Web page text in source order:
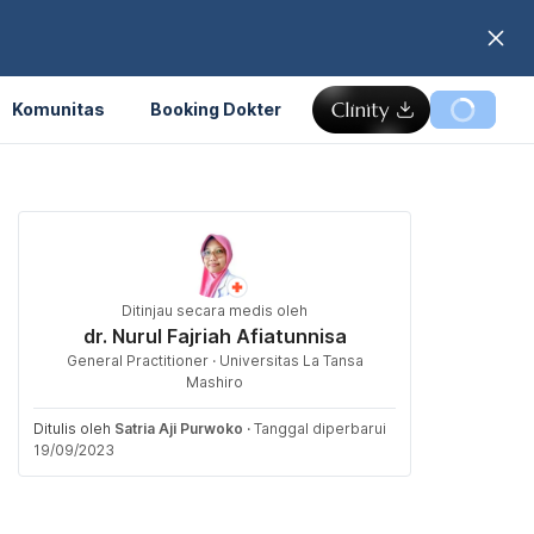
Komunitas Booking Dokter
Ditinjau secara medis oleh
dr. Nurul Fajriah Afiatunnisa
General Practitioner · Universitas La Tansa
Mashiro
Ditulis oleh Satria Aji Purwoko · Tanggal diperbarui
19/09/2023